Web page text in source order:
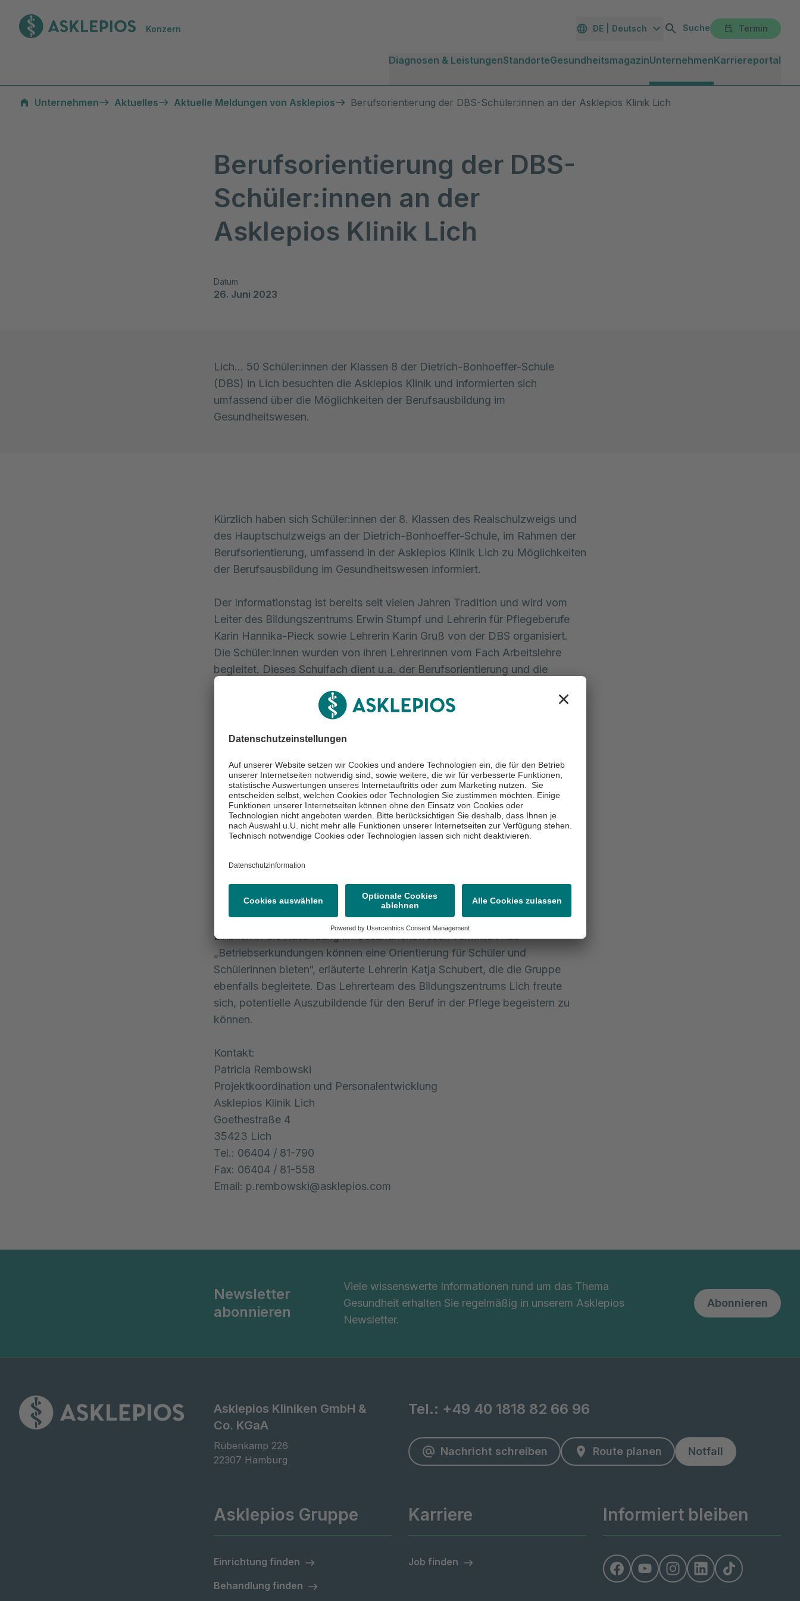
Konzern DE | Deutsch Suche Termin
Diagnosen & LeistungenStandorteGesundheitsmagazinUnternehmenKarriereportal
Unternehmen Aktuelles Aktuelle Meldungen von Asklepios Berufsorientierung der DBS-Schüler:innen an der Asklepios Klinik Lich
Berufsorientierung der DBS-
Schüler:innen an der
Asklepios Klinik Lich
Datum
26. Juni 2023
Lich… 50 Schüler:innen der Klassen 8 der Dietrich-Bonhoeffer-Schule
(DBS) in Lich besuchten die Asklepios Klinik und informierten sich
umfassend über die Möglichkeiten der Berufsausbildung im
Gesundheitswesen.
Kürzlich haben sich Schüler:innen der 8. Klassen des Realschulzweigs und
des Hauptschulzweigs an der Dietrich-Bonhoeffer-Schule, im Rahmen der
Berufsorientierung, umfassend in der Asklepios Klinik Lich zu Möglichkeiten
der Berufsausbildung im Gesundheitswesen informiert.
Der Informationstag ist bereits seit vielen Jahren Tradition und wird vom
Leiter des Bildungszentrums Erwin Stumpf und Lehrerin für Pflegeberufe
Karin Hannika-Pieck sowie Lehrerin Karin Gruß von der DBS organisiert.
Die Schüler:innen wurden von ihren Lehrerinnen vom Fach Arbeitslehre
begleitet. Dieses Schulfach dient u.a. der Berufsorientierung und die
zu absolvieren und durch Betriebsbesichtigungen, einen direkten Einblick in
das Berufsleben zu bekommen.
konnten jeweils bei einem Rundgang die Klinik kennenlernen, bei
praktischen Übungen im Bildungszentrum, Grundzüge der späteren
Tätigkeit erlernen und bei einer Präsentation alle Informationen rund um die
Berufsausbildung zur Pflegefachfrau/zum Pflegefachmann erörtern. Dabei
wurden Fragen geklärt wie: „Welche Voraussetzungen und welche Noten
muss ich mitbringen?“, Wie lange dauert die Ausbildung und an welchen
Orten werde ich eingesetzt?“.
Am Ende des Tages waren sich alle einig, dass dieser Besuch einen guten
Einblick in die Ausbildung im Gesundheitswesen vermittelt hat.
„Betriebserkundungen können eine Orientierung für Schüler und
Schülerinnen bieten“, erläuterte Lehrerin Katja Schubert, die die Gruppe
ebenfalls begleitete. Das Lehrerteam des Bildungszentrums Lich freute
sich, potentielle Auszubildende für den Beruf in der Pflege begeistern zu
können.
Kontakt:
Patricia Rembowski
Projektkoordination und Personalentwicklung
Asklepios Klinik Lich
Goethestraße 4
35423 Lich
Tel.: 06404 / 81-790
Fax: 06404 / 81-558
Email: p.rembowski@asklepios.com
Newsletter
abonnieren
Viele wissenswerte Informationen rund um das Thema
Gesundheit erhalten Sie regelmäßig in unserem Asklepios
Newsletter.
Abonnieren
Asklepios Kliniken GmbH &
Co. KGaA
Rübenkamp 226
22307 Hamburg
Tel.: +49 40 1818 82 66 96
Nachricht schreiben Route planen Notfall
Asklepios Gruppe
Einrichtung finden
Behandlung finden
Karriere
Job finden
Informiert bleiben